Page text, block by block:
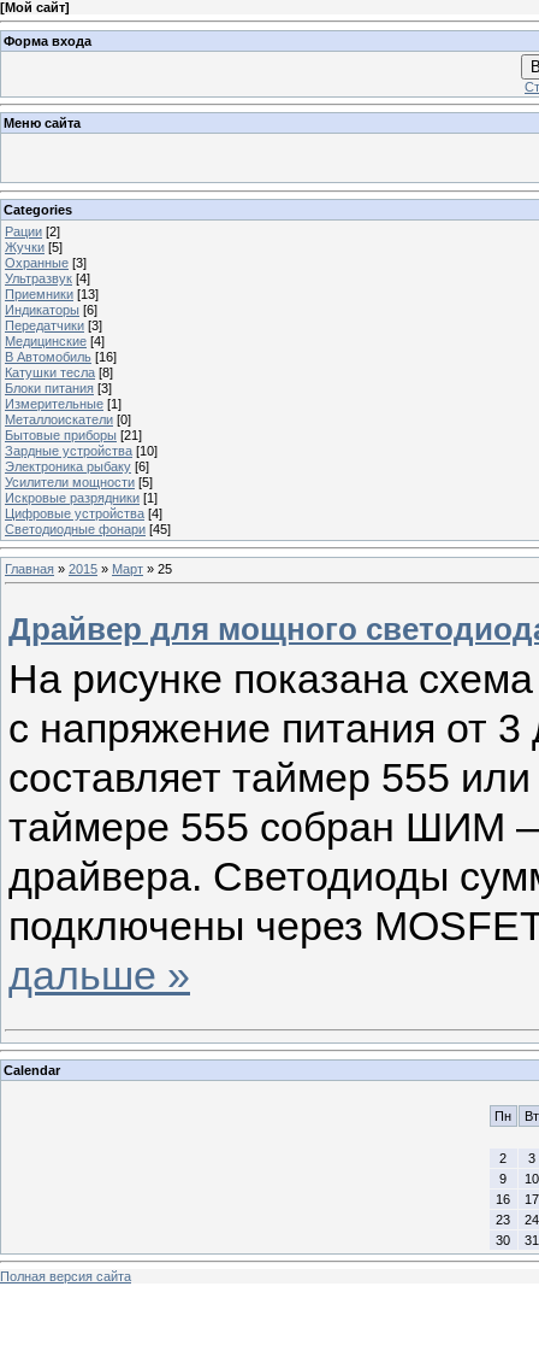
[Мой сайт]
Форма входа
Меню сайта
Categories
Рации [2]
Жучки [5]
Охранные [3]
Ультразвук [4]
Приемники [13]
Индикаторы [6]
Передатчики [3]
Медицинские [4]
В Автомобиль [16]
Катушки тесла [8]
Блоки питания [3]
Измерительные [1]
Металлоискатели [0]
Бытовые приборы [21]
Зардные устройства [10]
Электроника рыбаку [6]
Усилители мощности [5]
Искровые разрядники [1]
Цифровые устройства [4]
Светодиодные фонари [45]
Главная » 2015 » Март » 25
Драйвер для мощного
На рисунке показана
с напряжение питания от
составляет таймер 555
таймере 555 собран ШИМ
драйвера. Светодиоды
подключены через
дальше »
Calendar
Пн Вт
2
3
9
10
16
17
23
24
30
31
Полная версия сайта